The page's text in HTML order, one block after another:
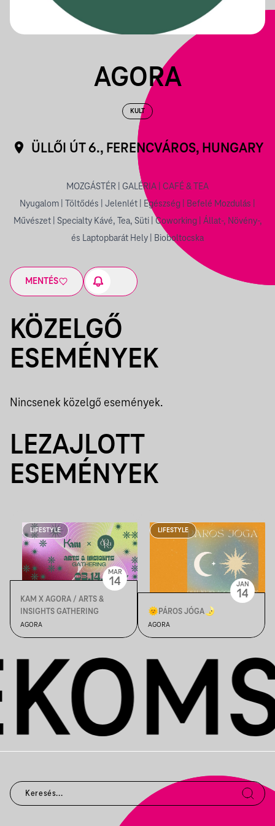
AGORA
KULT
ÜLLŐI ÚT 6., FERENCVÁROS, HUNGARY
MOZGÁSTÉR | GALÉRIA | CAFÉ & TEA
Nyugalom | Töltődés | Jelenlét | Egészség | Befelé Mozdulás |
Művészet | Specialty Kávé, Tea, Süti | Coworking | Állat-, Növény-,
és Laptopbarát Hely | Bioboltocska
MENTÉS
KÖZELGŐ
ESEMÉNYEK
Nincsenek közelgő események.
LEZAJLOTT
ESEMÉNYEK
LIFESTYLE
KAM X AGORA / ARTS &
INSIGHTS GATHERING
AGORA
MAR
14
LIFESTYLE
🌞PÁROS JÓGA🌛
AGORA
JAN
14